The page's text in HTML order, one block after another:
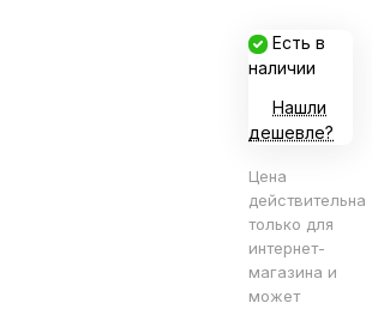
Есть в
наличии
Нашли
дешевле?
Цена
действительна
только для
интернет-
магазина и
может